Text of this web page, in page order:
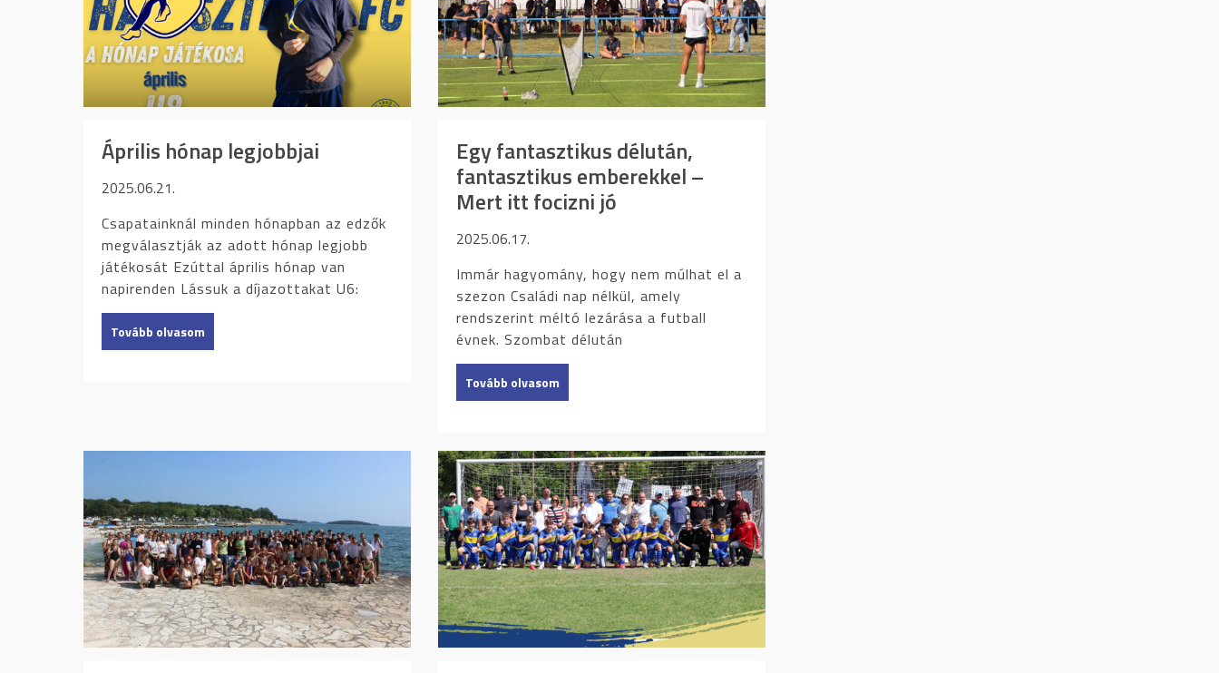
Április hónap legjobbjai
2025.06.21.
Csapatainknál minden hónapban az edzők
megválasztják az adott hónap legjobb
játékosát Ezúttal április hónap van
napirenden Lássuk a díjazottakat U6:
Tovább olvasom
Egy fantasztikus délután,
fantasztikus emberekkel –
Mert itt focizni jó
2025.06.17.
Immár hagyomány, hogy nem múlhat el a
szezon Családi nap nélkül, amely
rendszerint méltó lezárása a futball
évnek. Szombat délután
Tovább olvasom